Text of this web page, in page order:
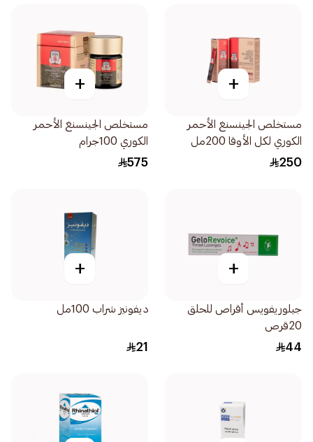
+
مستخلص الجينسنغ الأحمر
الكوري لكل الأوقا 200مل
250
+
مستخلص الجينسنغ الأحمر
الكوري 100جرام
575
+
جيلوريفويس أقراص للحلق
20قرص
44
+
ديفونيز شراب 100مل
21